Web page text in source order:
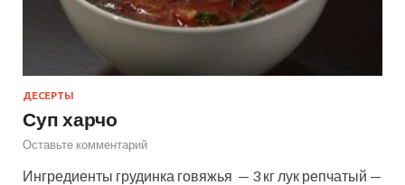
ДЕСЕРТЫ
Суп харчо
Оставьте комментарий
Ингредиенты грудинка говяжья — 3 кг лук репчатый —